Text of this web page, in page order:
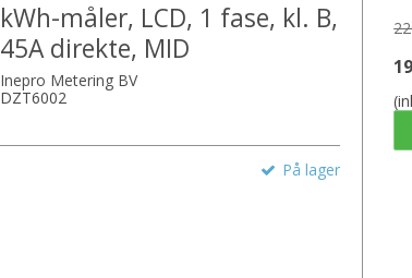
kWh-måler, LCD, 1 fase, kl. B,
45A direkte, MID
Inepro Metering BV
DZT6002
På lager